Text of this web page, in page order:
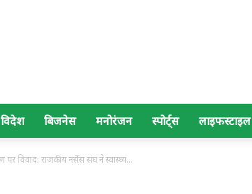
विदेश बिजनेस मनोरंजन स्पोर्ट्स लाइफस्टाइल
पर विवाद: राजकीय नर्सेस संघ ने स्वास्थ्य...